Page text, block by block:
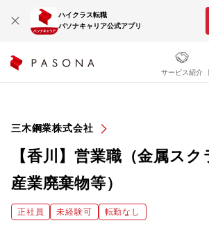
ハイクラス転職
パソナキャリア公式アプリ
サービス紹介
三木鋼業株式会社
【香川】営業職（金属ス
産業廃棄物等）
正社員 未経験可 転勤なし